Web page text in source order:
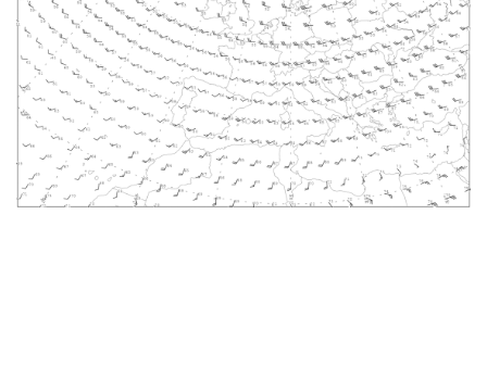
Länkar
HJÄLP
Om AROWeb
Kontakta oss
Användarmanual